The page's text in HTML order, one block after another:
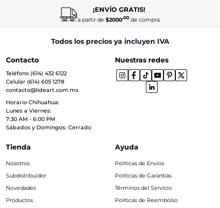
¡ENVÍO GRATIS!
a partir de $2000.00de compra.
Todos los precios ya incluyen IVA
Contacto
Teléfono (614) 432 6122
Celular (614) 605 1278
contacto@lideart.com.mx
Horario Chihuahua:
Lunes a Viernes:
7:30 AM - 6:00 PM
Sábados y Domingos: Cerrado
Nuestras redes
Tienda
Nosotros
Subdistribuidor
Novedades
Productos
Ayuda
Políticas de Envíos
Políticas de Garantías
Términos del Servicio
Políticas de Reembolso